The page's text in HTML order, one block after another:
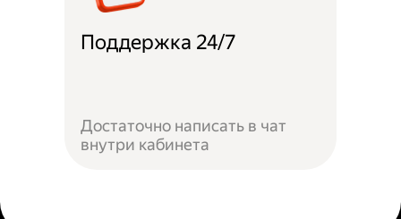
Поддержка 24/7
Достаточно написать в чат
внутри кабинета